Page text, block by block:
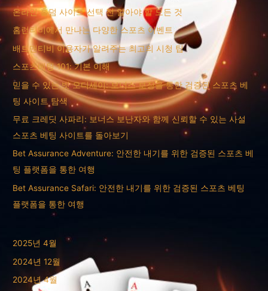
온라인 홀덤 사이트 선택 전 알아야 할 모든 것
홈런티비에서 만나는 다양한 스포츠 이벤트
배트맨티비 이용자가 알려주는 최고의 시청 팁
스포츠베팅 101: 기본 이해
믿을 수 있는 벳 오디세이: 보너스 보장을 통한 검증된 스포츠 베
팅 사이트 탐색
무료 크레딧 사파리: 보너스 보난자와 함께 신뢰할 수 있는 사설
스포츠 베팅 사이트를 돌아보기
Bet Assurance Adventure: 안전한 내기를 위한 검증된 스포츠 베
팅 플랫폼을 통한 여행
Bet Assurance Safari: 안전한 내기를 위한 검증된 스포츠 베팅
플랫폼을 통한 여행
2025년 4월
2024년 12월
2024년 4월